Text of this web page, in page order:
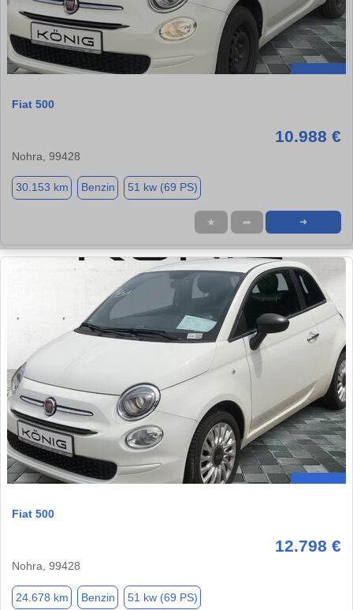
Fiat 500
10.988 €
Nohra, 99428
30.153 km Benzin 51 kw (69 PS)
★ ➦ ➜
Fiat 500
12.798 €
Nohra, 99428
24.678 km Benzin 51 kw (69 PS)